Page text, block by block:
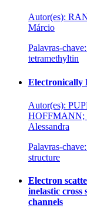
Autor(es):
Márcio
Palavras-
tetramethyltin
Electronically
Autor(es):
HOFFMANN;
Alessandra
Palavras-
structure
Electron
inelastic cross
channels